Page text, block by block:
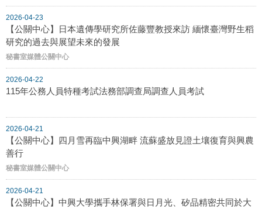
2026-04-23
【公關中心】日本遺傳學研究所佐藤豐教授來訪 緬懷臺灣野生稻
研究的過去與展望未來的發展
秘書室媒體公關中心
2026-04-22
115年公務人員特種考試法務部調查局調查人員考試
2026-04-21
【公關中心】四月雪再臨中興湖畔 流蘇盛放見證土壤復育與興農
善行
秘書室媒體公關中心
2026-04-21
【公關中心】中興大學攜手林保署與日月光、矽品精密共同於大